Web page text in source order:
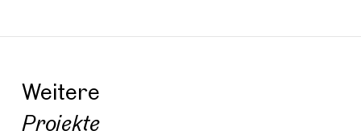
Weitere
Projekte